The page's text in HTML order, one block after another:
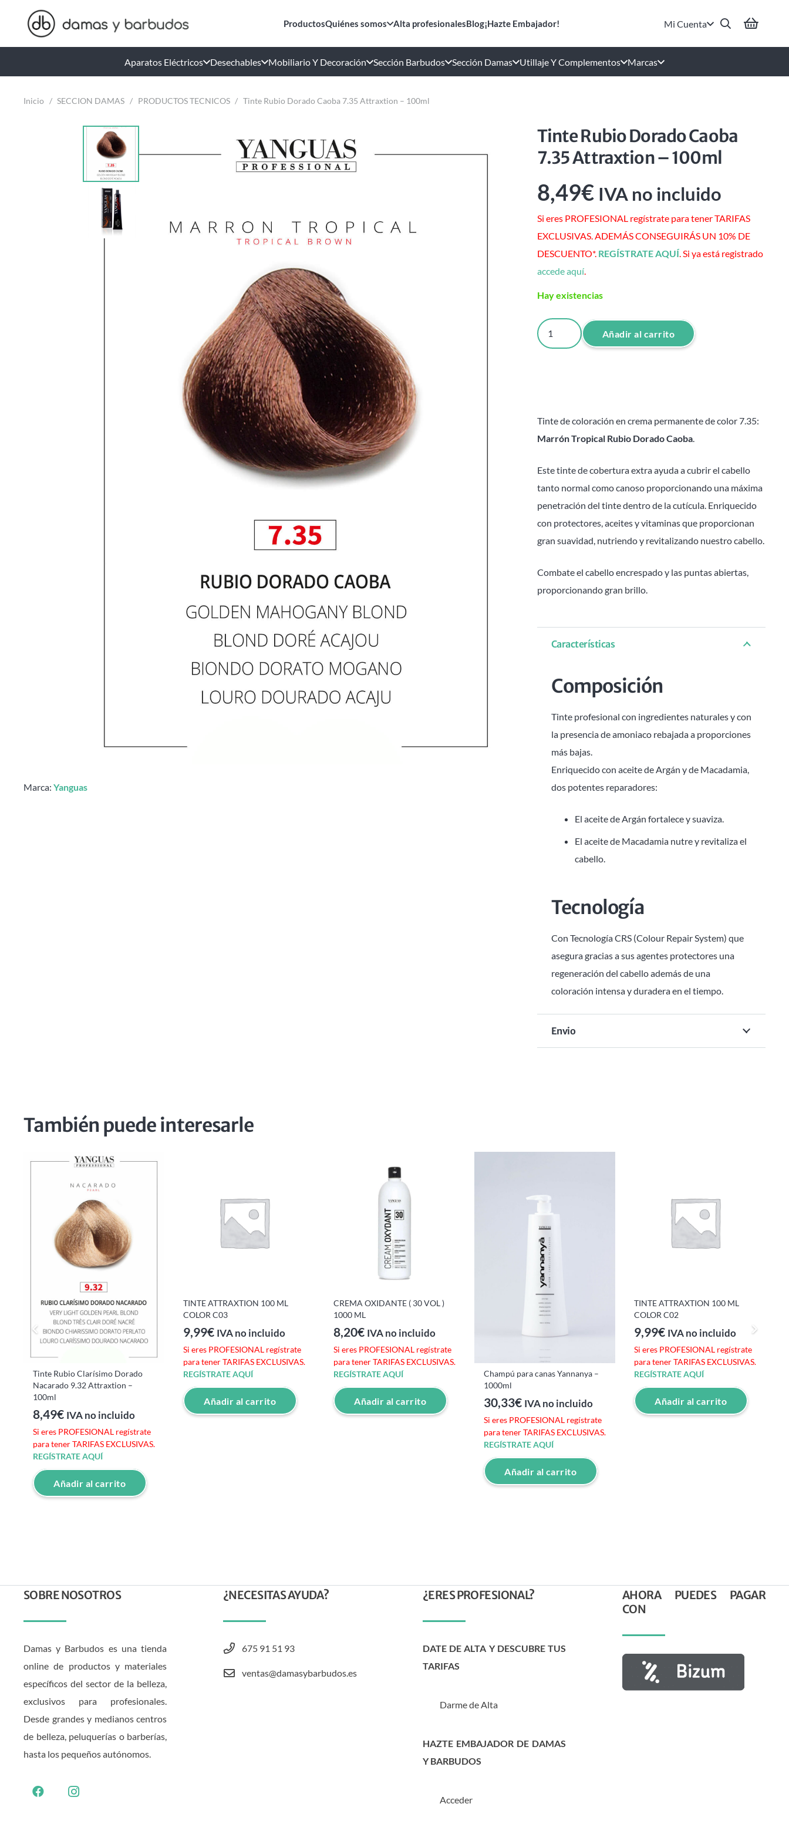
ProductosQuiénes somos Alta profesionalesBlog¡Hazte Embajador! Mi Cuenta
Aparatos Eléctricos Desechables Mobiliario Y Decoración Sección Barbudos Sección Damas Utillaje Y Complementos Marcas
Inicio / SECCION DAMAS / PRODUCTOS TECNICOS / Tinte Rubio Dorado Caoba 7.35 Attraxtion – 100ml
Marca: Yanguas
Tinte Rubio Dorado Caoba
7.35 Attraxtion – 100ml
8,49€ IVA no incluido
Si eres PROFESIONAL regístrate para tener TARIFAS
EXCLUSIVAS. ADEMÁS CONSEGUIRÁS UN 10% DE
DESCUENTO*. REGÍSTRATE AQUÍ. Si ya está registrado
accede aquí.
Hay existencias
Tinte
Rubio
cantidad
Añadir al carrito
Tinte de coloración en crema permanente de color 7.35:
Marrón Tropical Rubio Dorado Caoba.
Este tinte de cobertura extra ayuda a cubrir el cabello
tanto normal como canoso proporcionando una máxima
penetración del tinte dentro de la cutícula. Enriquecido
con protectores, aceites y vitaminas que proporcionan
gran suavidad, nutriendo y revitalizando nuestro cabello.
Combate el cabello encrespado y las puntas abiertas,
proporcionando gran brillo.
Características
Composición
Tinte profesional con ingredientes naturales y con
la presencia de amoniaco rebajada a proporciones
más bajas.
Enriquecido con aceite de Argán y de Macadamia,
dos potentes reparadores:
El aceite de Argán fortalece y suaviza.
El aceite de Macadamia nutre y revitaliza el
cabello.
Tecnología
Con Tecnología CRS (Colour Repair System) que
asegura gracias a sus agentes protectores una
regeneración del cabello además de una
coloración intensa y duradera en el tiempo.
Envio
También puede interesarle
Tinte Rubio Clarísimo Dorado
Nacarado 9.32 Attraxtion –
100ml
8,49€ IVA no incluido
Si eres PROFESIONAL regístrate
para tener TARIFAS EXCLUSIVAS.
REGÍSTRATE AQUÍ
Añadir al carrito
TINTE ATTRAXTION 100 ML
COLOR C03
9,99€ IVA no incluido
Si eres PROFESIONAL regístrate
para tener TARIFAS EXCLUSIVAS.
REGÍSTRATE AQUÍ
Añadir al carrito
CREMA OXIDANTE ( 30 VOL )
1000 ML
8,20€ IVA no incluido
Si eres PROFESIONAL regístrate
para tener TARIFAS EXCLUSIVAS.
REGÍSTRATE AQUÍ
Añadir al carrito
Champú para canas Yannanya –
1000ml
30,33€ IVA no incluido
Si eres PROFESIONAL regístrate
para tener TARIFAS EXCLUSIVAS.
REGÍSTRATE AQUÍ
Añadir al carrito
TINTE ATTRAXTION 100 ML
COLOR C02
9,99€ IVA no incluido
Si eres PROFESIONAL regístrate
para tener TARIFAS EXCLUSIVAS.
REGÍSTRATE AQUÍ
Añadir al carrito
SOBRE NOSOTROS
Damas y Barbudos es una tienda
online de productos y materiales
específicos del sector de la belleza,
exclusivos para profesionales.
Desde grandes y medianos centros
de belleza, peluquerías o barberías,
hasta los pequeños autónomos.
¿NECESITAS AYUDA?
675 91 51 93
ventas@damasybarbudos.es
¿ERES PROFESIONAL?
DATE DE ALTA Y DESCUBRE TUS
TARIFAS
Darme de Alta
HAZTE EMBAJADOR DE DAMAS
Y BARBUDOS
Acceder
AHORA PUEDES PAGAR
CON